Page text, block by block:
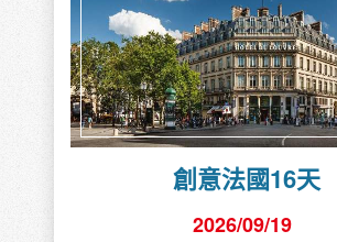
創意法國16天
2026/09/19